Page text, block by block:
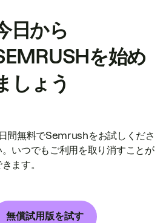
日から
を始め
しょう
間無料でSemrushをお試しくださ
。いつでもご利用を取り消すことが
ます。
無償試用版を試す